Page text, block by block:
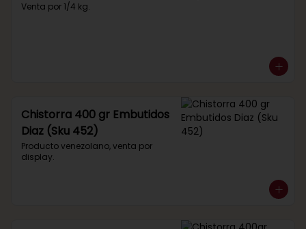
Venta por 1/4 kg.
Chistorra 400 gr Embutidos
Diaz (Sku 452)
Producto venezolano, venta por
display.